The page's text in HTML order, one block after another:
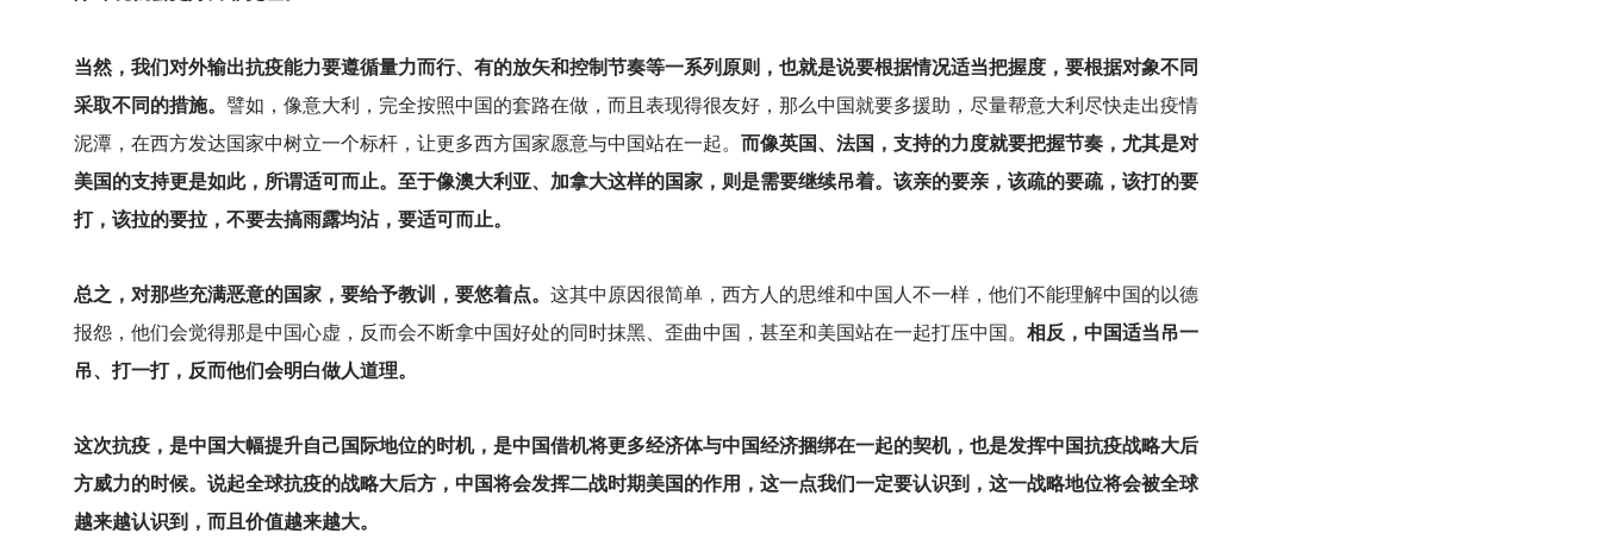
当然，我们对外输出抗疫能力要遵循量力而行、有的放矢和控制节奏等一系列原则，也就是说要根据情况适当把握度，要根据对象不同
采取不同的措施。 譬如，像意大利，完全按照中国的套路在做，而且表现得很友好，那么中国就要多援助，尽量帮意大利尽快走出疫情
泥潭，在西方发达国家中树立一个标杆，让更多西方国家愿意与中国站在一起。 而像英国、法国，支持的力度就要把握节奏，尤其是对
美国的支持更是如此，所谓适可而止。至于像澳大利亚、加拿大这样的国家，则是需要继续吊着。该亲的要亲，该疏的要疏，该打的要
打，该拉的要拉，不要去搞雨露均沾，要适可而止。
总之，对那些充满恶意的国家，要给予教训，要悠着点。 这其中原因很简单，西方人的思维和中国人不一样，他们不能理解中国的以德
报怨，他们会觉得那是中国心虚，反而会不断拿中国好处的同时抹黑、歪曲中国，甚至和美国站在一起打压中国。 相反，中国适当吊一
吊、打一打，反而他们会明白做人道理。
这次抗疫，是中国大幅提升自己国际地位的时机，是中国借机将更多经济体与中国经济捆绑在一起的契机，也是发挥中国抗疫战略大后
方威力的时候。说起全球抗疫的战略大后方，中国将会发挥二战时期美国的作用，这一点我们一定要认识到，这一战略地位将会被全球
越来越认识到，而且价值越来越大。